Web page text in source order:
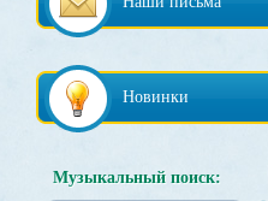
Новинки
Музыкальный поиск: